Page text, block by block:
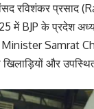
रविशंकर प्रसाद
में BJP के प्रदेश
Samrat
और